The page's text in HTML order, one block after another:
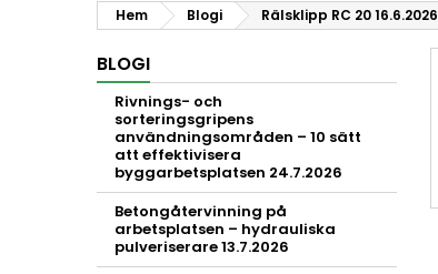
Hem Blogi Rälsklipp RC 20 16.6.2026
BLOGI
Rivnings- och
sorteringsgripens
användningsområden – 10 sätt
att effektivisera
byggarbetsplatsen 24.7.2026
Betongåtervinning på
arbetsplatsen – hydrauliska
pulveriserare 13.7.2026